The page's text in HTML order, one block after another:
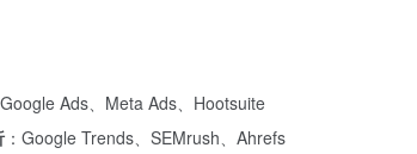
Google Ads、Meta Ads、Hootsuite
：Google Trends、SEMrush、Ahrefs